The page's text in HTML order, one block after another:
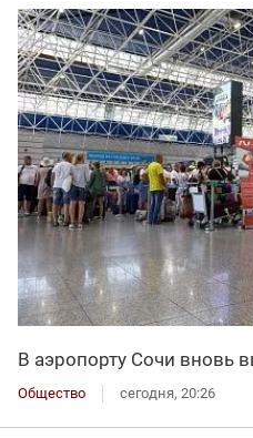
В аэропорту Сочи вновь
Общество сегодня, 20:26